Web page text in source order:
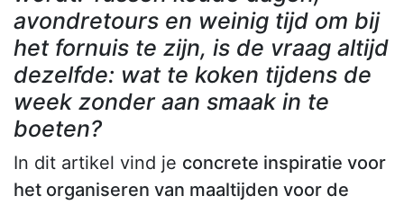
avondretours en weinig tijd om bij
het fornuis te zijn, is de vraag altijd
dezelfde: wat te koken tijdens de
week zonder aan smaak in te
boeten?
In dit artikel vind je concrete inspiratie voor
het organiseren van maaltijden voor de